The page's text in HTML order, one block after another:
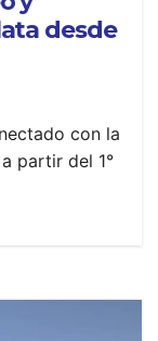
desde
con la
partir del 1°